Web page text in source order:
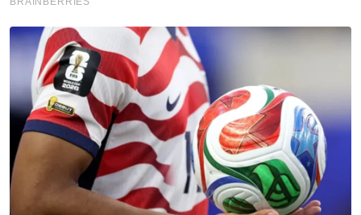
kepada jemaah umrah
Menteri Hal Ehwal Agama nasihat orang ramai
bertenang, berhati-hati
Kerajaan Arab Saudi sedia pertimbang isu umrah -
MATTA
Muat turun aplikasi Sinar Harian.Klik di sini!